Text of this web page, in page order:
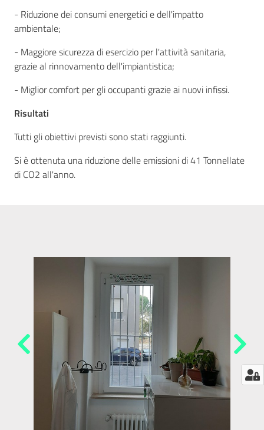
- Riduzione dei consumi energetici e dell'impatto
ambientale;
- Maggiore sicurezza di esercizio per l'attività sanitaria,
grazie al rinnovamento dell'impiantistica;
- Miglior comfort per gli occupanti grazie ai nuovi infissi.
Risultati
Tutti gli obiettivi previsti sono stati raggiunti.
Si è ottenuta una riduzione delle emissioni di 41 Tonnellate
di CO2 all'anno.